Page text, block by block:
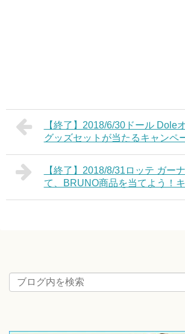
【終了】2018/6/30ドール Dole
グッズセットが当たるキャンペ
【終了】2018/8/31ロッテ ガー
て、BRUNO商品を当てよう！